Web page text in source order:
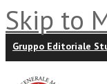
Skip to
Gruppo Editoriale